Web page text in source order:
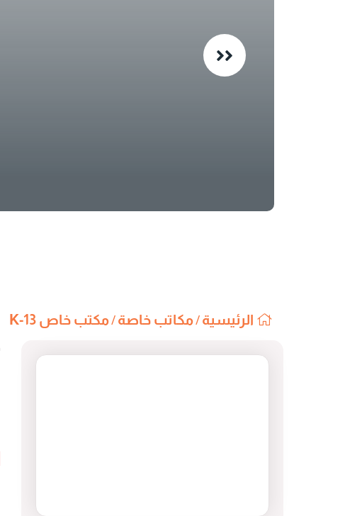
الرئيسية /مكاتب خاصة /مكتب خاص 13-K